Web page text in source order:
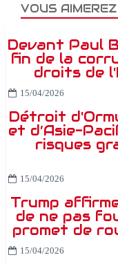
VOUS
Devant Paul
fin de la
droits de
15/04/2026
Détroit
et d’Asie-
risques
15/04/2026
Trump
de ne pas
promet de
15/04/2026